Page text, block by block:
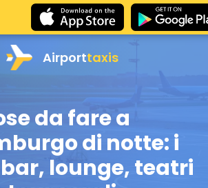
Airporttaxis
da fare a
di notte: i
lounge, teatri